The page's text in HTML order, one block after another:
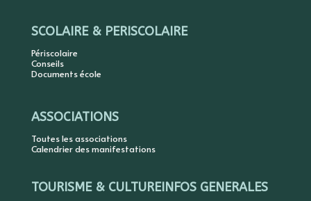
SCOLAIRE & PERISCOLAIRE
Périscolaire
Conseils
Documents école
ASSOCIATIONS
Toutes les associations
Calendrier des manifestations
TOURISME & CULTUREINFOS GENERALES